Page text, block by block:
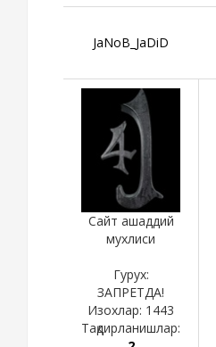
JaNoB_JaDiD
Сайт ашаддий
мухлиси
Гурух:
ЗАПРЕТДА!
Изохлар: 1443
Тақдирланишлар: